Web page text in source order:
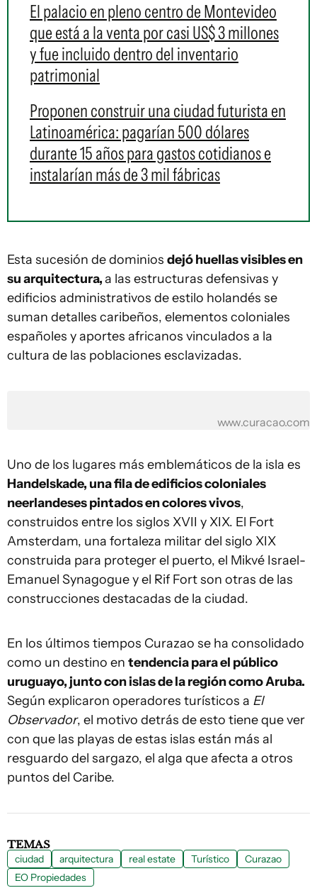
El palacio en pleno centro de Montevideo
que está a la venta por casi US$ 3 millones
y fue incluido dentro del inventario
patrimonial
Proponen construir una ciudad futurista en
Latinoamérica: pagarían 500 dólares
durante 15 años para gastos cotidianos e
instalarían más de 3 mil fábricas
Esta sucesión de dominios dejó huellas visibles en
su arquitectura,a las estructuras defensivas y
edificios administrativos de estilo holandés se
suman detalles caribeños, elementos coloniales
españoles y aportes africanos vinculados a la
cultura de las poblaciones esclavizadas.
www.curacao.com
Uno de los lugares más emblemáticos de la isla es
Handelskade, una fila de edificios coloniales
neerlandeses pintados en colores vivos,
construidos entre los siglos XVII y XIX. El Fort
Amsterdam, una fortaleza militar del siglo XIX
construida para proteger el puerto, el Mikvé Israel-
Emanuel Synagogue y el Rif Fort son otras de las
construcciones destacadas de la ciudad.
En los últimos tiempos Curazao se ha consolidado
como un destino en tendencia para el público
uruguayo, junto con islas de la región como Aruba.
Según explicaron operadores turísticos a El
Observador, el motivo detrás de esto tiene que ver
con que las playas de estas islas están más al
resguardo del sargazo, el alga que afecta a otros
puntos del Caribe.
TEMAS
ciudad arquitectura real estate Turístico
Curazao
EO Propiedades